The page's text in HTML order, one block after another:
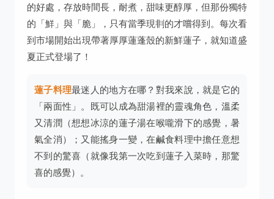
的好處，存放時間長，耐煮，甜味更醇厚，但那份獨特
的「鮮」與「脆」，只有當季現剕的才嚐得到。每次看
到市場開始出現帶著厚厚蓮蓬殼的新鮮蓮子，就知道盛
夏正式登場了！
蓮子料理最迷人的地方在哪？對我來說，就是它的
「兩面性」。既可以成為甜湯裡的靈魂角色，溫柔
又清潤（想想冰涼的蓮子湯在喉嚨滑下的感覺，暑
氣全消）；又能搖身一變，在鹹食料理中擔任意想
不到的驚喜（就像我第一次吃到蓮子入菜時，那驚
喜的感覺）。